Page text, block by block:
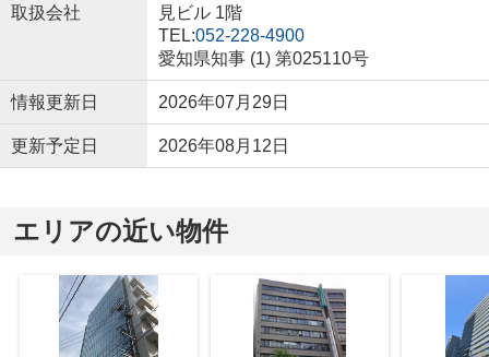
取扱会社
見ビル 1階
TEL:052-228-4900
愛知県知事 (1) 第025110号
情報更新日 2026年07月29日
更新予定日 2026年08月12日
エリアの近い物件